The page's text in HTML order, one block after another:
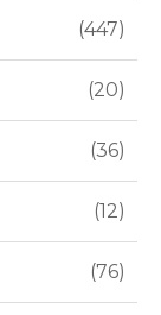
447
20
36
12
76